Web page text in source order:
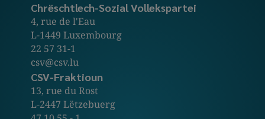
Chrëschtlech-Sozial Vollekspartei
4, rue de l'Eau
L-1449 Luxembourg
22 57 31-1
csv@csv.lu
CSV-Fraktioun
13, rue du Rost
L-2447 Lëtzebuerg